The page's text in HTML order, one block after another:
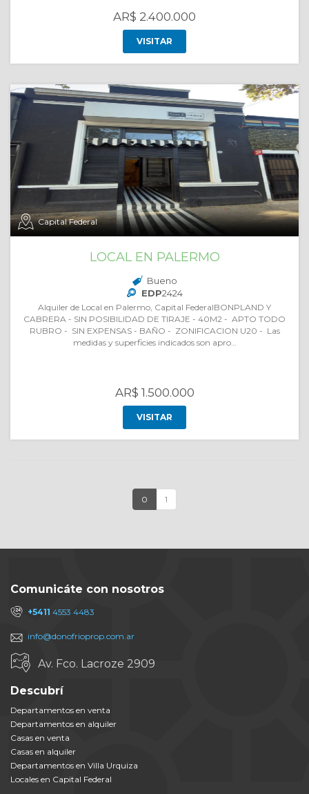
AR$ 2.400.000
VISITAR
Capital Federal
LOCAL EN PALERMO
Bueno
EDP2424
Alquiler de Local en Palermo, Capital FederalBONPLAND Y
CABRERA - SIN POSIBILIDAD DE TIRAJE - 40M2 - APTO TODO
RUBRO - SIN EXPENSAS - BAÑO - ZONIFICACION U20 - Las
medidas y superficies indicados son apro…
AR$ 1.500.000
VISITAR
0 1
Comunicáte con nosotros
+5411 4553 4483
info@donofrioprop.com.ar
Av. Fco. Lacroze 2909
Descubrí
Departamentos en venta
Departamentos en alquiler
Casas en venta
Casas en alquiler
Departamentos en Villa Urquiza
Locales en Capital Federal